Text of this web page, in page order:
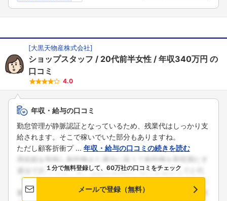
[大黒天物産株式会社]
ショップスタッフ 20代前半女性 年収340万円 の
口コミ
4.0
年収・給与の口コミ
勤怠管理が静脈認証となっているため、残業代はしっかり支
給されます。そこで稼いでいた部分もありますね。
ただし顧客折衝プ ... 年収・給与の口コミの続きを読む
１分で無料登録して、60万社の口コミをチェック
メールで登録（無料）